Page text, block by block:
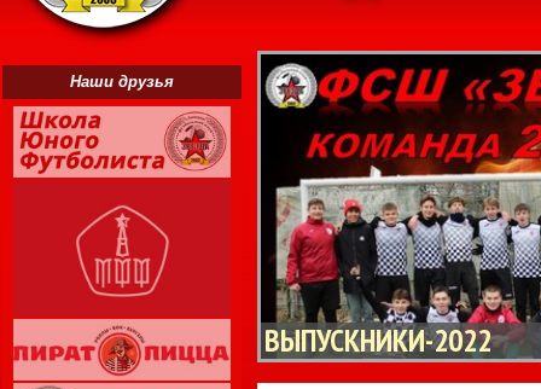
Наши друзья
ВЫПУСКНИКИ-2022